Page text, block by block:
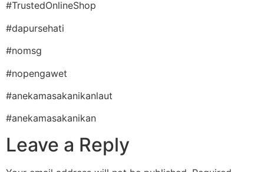
#TrustedOnlineShop
#dapursehati
#nomsg
#nopengawet
#anekamasakanikanlaut
#anekamasakanikan
Leave a Reply